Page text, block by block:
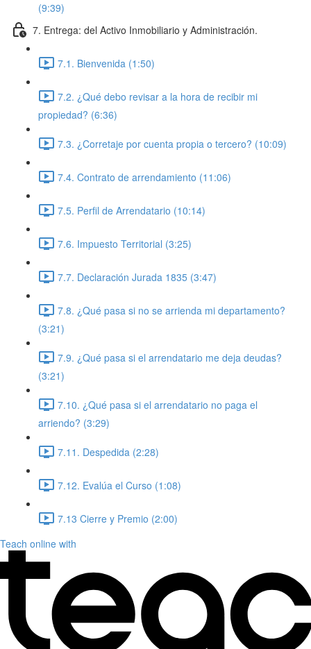
(9:39)
7. Entrega: del Activo Inmobiliario y Administración.
7.1. Bienvenida (1:50)
7.2. ¿Qué debo revisar a la hora de recibir mi
propiedad? (6:36)
7.3. ¿Corretaje por cuenta propia o tercero? (10:09)
7.4. Contrato de arrendamiento (11:06)
7.5. Perfil de Arrendatario (10:14)
7.6. Impuesto Territorial (3:25)
7.7. Declaración Jurada 1835 (3:47)
7.8. ¿Qué pasa si no se arrienda mi departamento?
(3:21)
7.9. ¿Qué pasa si el arrendatario me deja deudas?
(3:21)
7.10. ¿Qué pasa si el arrendatario no paga el
arriendo? (3:29)
7.11. Despedida (2:28)
7.12. Evalúa el Curso (1:08)
7.13 Cierre y Premio (2:00)
Teach online with